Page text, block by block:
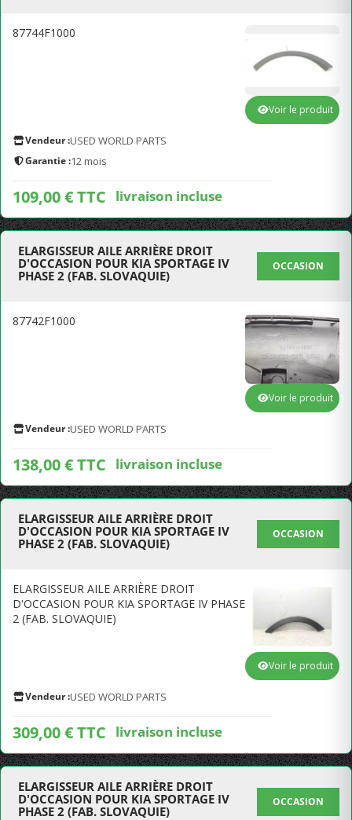
87744F1000
Vendeur :USED WORLD PARTS
Garantie :12 mois
109,00 € TTC livraison incluse
Voir le produit
ELARGISSEUR AILE ARRIÈRE DROIT
D'OCCASION POUR KIA SPORTAGE IV
PHASE 2 (FAB. SLOVAQUIE)
OCCASION
87742F1000
Vendeur :USED WORLD PARTS
138,00 € TTC livraison incluse
Voir le produit
ELARGISSEUR AILE ARRIÈRE DROIT
D'OCCASION POUR KIA SPORTAGE IV
PHASE 2 (FAB. SLOVAQUIE)
OCCASION
ELARGISSEUR AILE ARRIÈRE DROIT
D'OCCASION POUR KIA SPORTAGE IV PHASE
2 (FAB. SLOVAQUIE)
Vendeur :USED WORLD PARTS
309,00 € TTC livraison incluse
Voir le produit
ELARGISSEUR AILE ARRIÈRE DROIT
D'OCCASION POUR KIA SPORTAGE IV
PHASE 2 (FAB. SLOVAQUIE)
OCCASION